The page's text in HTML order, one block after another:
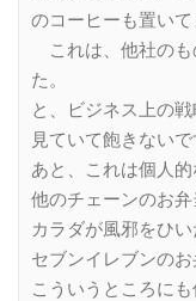
のコーヒーも置いて
これは、他社のも
た。
と、ビジネス上の
見ていて飽きないで
あと、これは個人的
他のチェーンのお弁
カラダが風邪をひ
セブンイレブンの
こういうところに